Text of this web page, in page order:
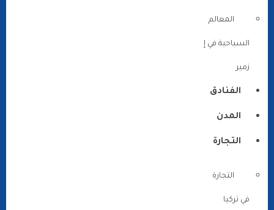
المعالم
السياحية في إ
زمير
الفنادق
المدن
التجارة
التجارة
في تركيا